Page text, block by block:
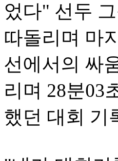
었다" 선두
따돌리며 마
선에서의 싸
리며 28분03
했던 대회 기